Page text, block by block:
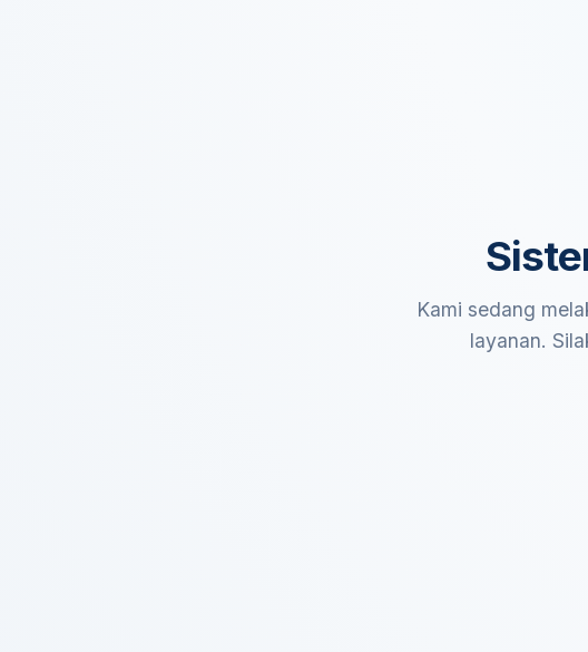
Kami sedang
layanan.